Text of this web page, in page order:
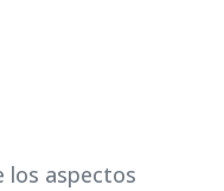
los aspectos